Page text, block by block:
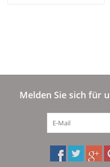
Melden Sie sich für